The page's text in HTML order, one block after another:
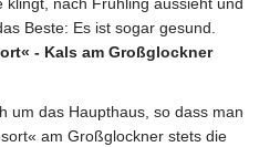
Beste: Es ist sogar gesund.
- Kals am Großglockner
um das Haupthaus, so dass man
am Großglockner stets die